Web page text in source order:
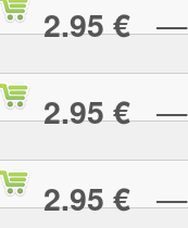
2.95 €—
2.95 €—
2.95 €—